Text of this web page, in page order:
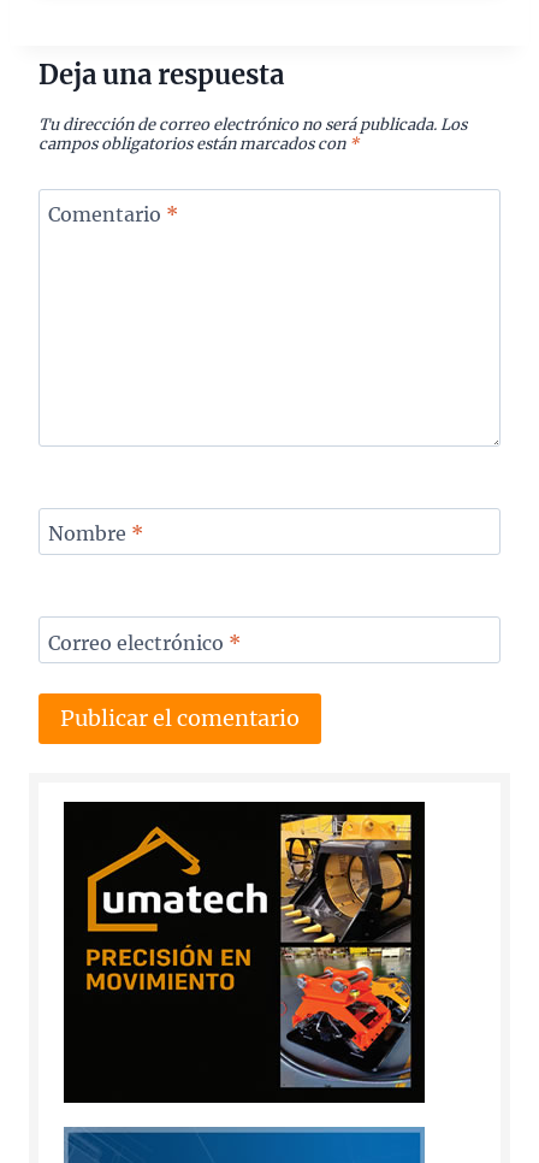
Deja una respuesta
Tu dirección de correo electrónico no será publicada. Los
campos obligatorios están marcados con *
Comentario *
Nombre *
Correo electrónico *